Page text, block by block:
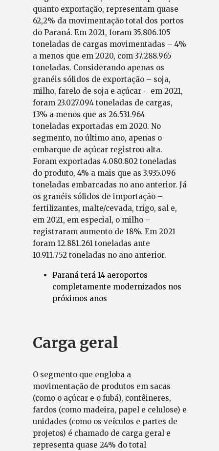
quanto exportação, representam quase
62,2% da movimentação total dos portos
do Paraná. Em 2021, foram 35.806.105
toneladas de cargas movimentadas – 4%
a menos que em 2020, com 37.288.965
toneladas. Considerando apenas os
granéis sólidos de exportação – soja,
milho, farelo de soja e açúcar – em 2021,
foram 23.027.094 toneladas de cargas,
13% a menos que as 26.531.964
toneladas exportadas em 2020. No
segmento, no último ano, apenas o
embarque de açúcar registrou alta.
Foram exportadas 4.080.802 toneladas
do produto, 4% a mais que as 3.935.096
toneladas embarcadas no ano anterior. Já
os granéis sólidos de importação –
fertilizantes, malte/cevada, trigo, sal e,
em 2021, em especial, o milho –
registraram aumento de 18%. Em 2021
foram 12.881.261 toneladas ante
10.911.752 toneladas no ano anterior.
Paraná terá 14 aeroportos
completamente modernizados nos
próximos anos
Carga geral
O segmento que engloba a
movimentação de produtos em sacas
(como o açúcar e o fubá), contêineres,
fardos (como madeira, papel e celulose) e
unidades (como os veículos e partes de
projetos) é chamado de carga geral e
representa quase 24% do total